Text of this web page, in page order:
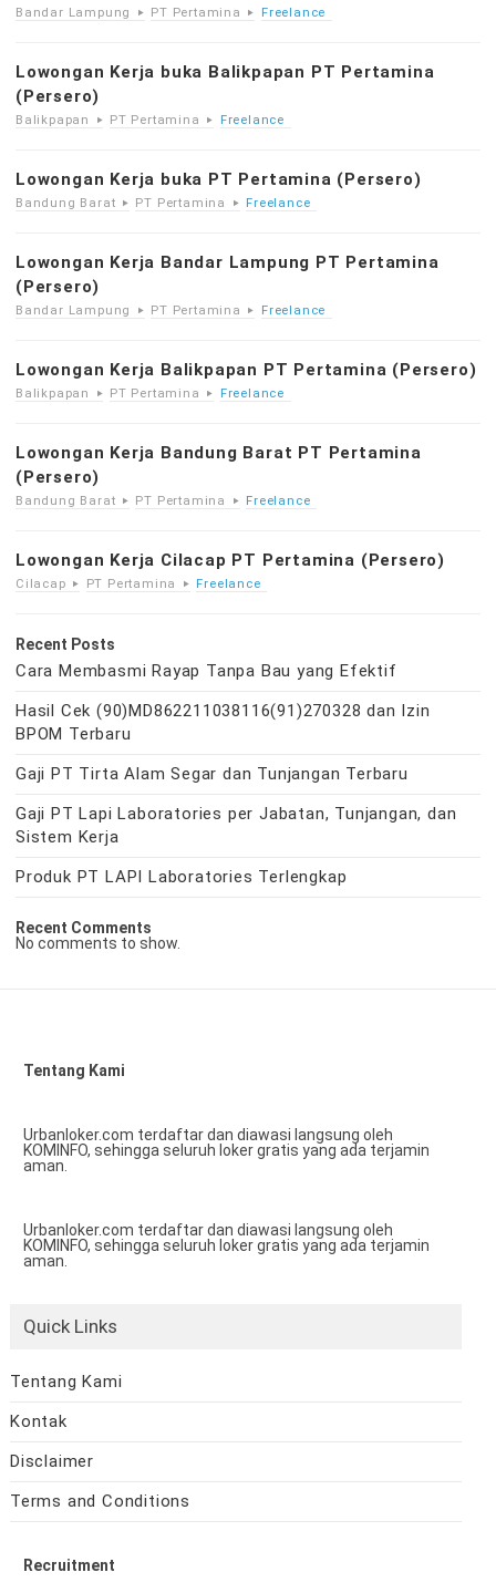
Bandar Lampung PT Pertamina Freelance
Lowongan Kerja buka Balikpapan PT Pertamina
(Persero)
Balikpapan PT Pertamina Freelance
Lowongan Kerja buka PT Pertamina (Persero)
Bandung Barat PT Pertamina Freelance
Lowongan Kerja Bandar Lampung PT Pertamina
(Persero)
Bandar Lampung PT Pertamina Freelance
Lowongan Kerja Balikpapan PT Pertamina (Persero)
Balikpapan PT Pertamina Freelance
Lowongan Kerja Bandung Barat PT Pertamina
(Persero)
Bandung Barat PT Pertamina Freelance
Lowongan Kerja Cilacap PT Pertamina (Persero)
Cilacap PT Pertamina Freelance
Recent Posts
Cara Membasmi Rayap Tanpa Bau yang Efektif
Hasil Cek (90)MD862211038116(91)270328 dan Izin
BPOM Terbaru
Gaji PT Tirta Alam Segar dan Tunjangan Terbaru
Gaji PT Lapi Laboratories per Jabatan, Tunjangan, dan
Sistem Kerja
Produk PT LAPI Laboratories Terlengkap
Recent Comments
No comments to show.
Tentang Kami
Urbanloker.com terdaftar dan diawasi langsung oleh
KOMINFO, sehingga seluruh loker gratis yang ada terjamin
aman.
Urbanloker.com terdaftar dan diawasi langsung oleh
KOMINFO, sehingga seluruh loker gratis yang ada terjamin
aman.
Quick Links
Tentang Kami
Kontak
Disclaimer
Terms and Conditions
Recruitment